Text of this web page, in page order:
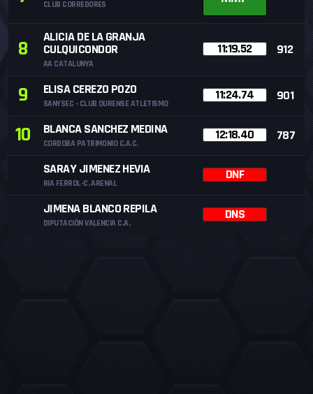
CLUB CORREDORES
8 ALICIA DE LA GRANJA
CULQUICONDOR
AA CATALUNYA
11:19.52 912
9 ELISA CEREZO POZO
SANYSEC - CLUB OURENSE ATLETISMO
11:24.74 901
10 BLANCA SANCHEZ MEDINA
CORDOBA PATRIMONIO C.A.C.
12:18.40 787
SARAY JIMENEZ HEVIA
RIA FERROL-C. ARENAL
DNF
JIMENA BLANCO REPILA
DIPUTACIÓN VALENCIA C.A.
DNS